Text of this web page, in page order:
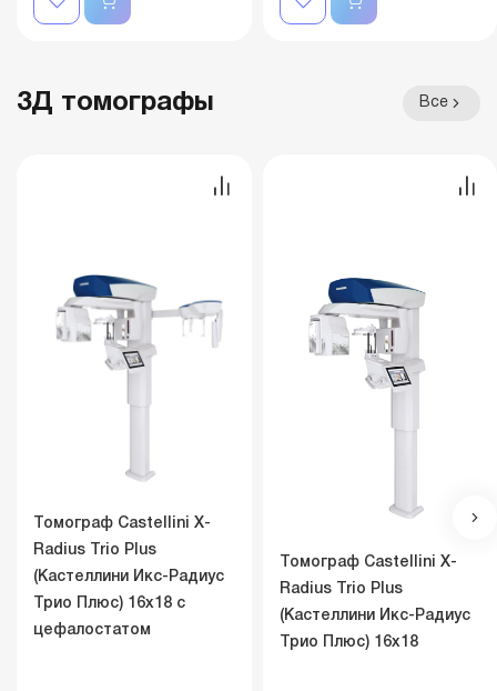
3Д томографы Все
Томограф Castellini X-
Radius Trio Plus
(Кастеллини Икс-Радиус
Трио Плюс) 16х18 с
цефалостатом
Томограф Castellini X-
Radius Trio Plus
(Кастеллини Икс-Радиус
Трио Плюс) 16х18